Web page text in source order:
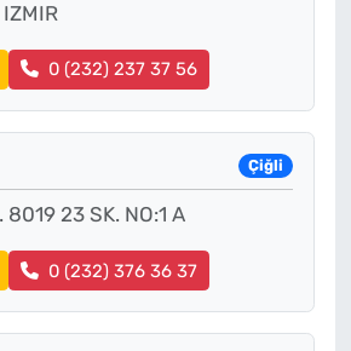
IZMIR
0 (232) 237 37 56
Çiğli
8019 23 SK. NO:1 A
0 (232) 376 36 37